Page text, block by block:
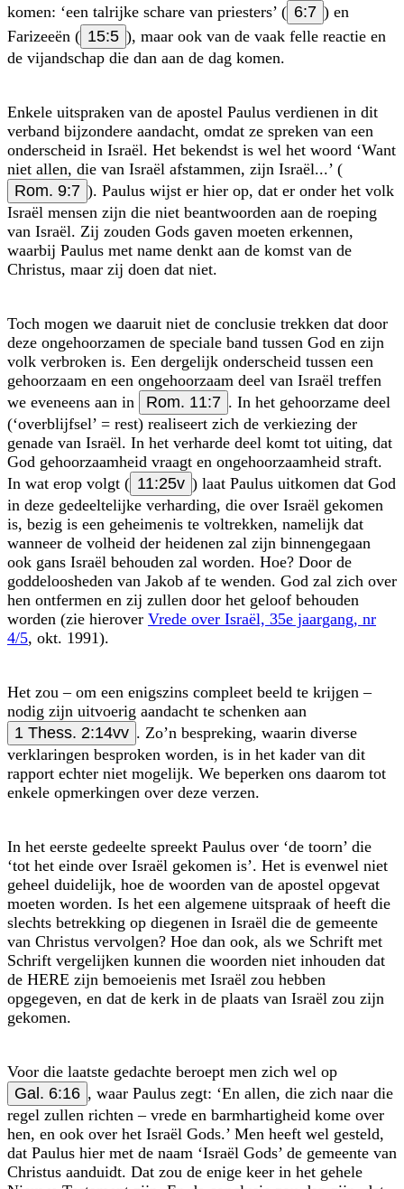
komen: ‘een talrijke schare van priesters’ ( 6:7 ) en
Farizeeën ( 15:5 ), maar ook van de vaak felle reactie en
de vijandschap die dan aan de dag komen.
Enkele uitspraken van de apostel Paulus verdienen in dit
verband bijzondere aandacht, omdat ze spreken van een
onderscheid in Israël. Het bekendst is wel het woord ‘Want
niet allen, die van Israël afstammen, zijn Israël...’ (
Rom. 9:7 ). Paulus wijst er hier op, dat er onder het volk
Israël mensen zijn die niet beantwoorden aan de roeping
van Israël. Zij zouden Gods gaven moeten erkennen,
waarbij Paulus met name denkt aan de komst van de
Christus, maar zij doen dat niet.
Toch mogen we daaruit niet de conclusie trekken dat door
deze ongehoorzamen de speciale band tussen God en zijn
volk verbroken is. Een dergelijk onderscheid tussen een
gehoorzaam en een ongehoorzaam deel van Israël treffen
we eveneens aan in
Rom. 11:7 . In het gehoorzame deel
(‘overblijfsel’ = rest) realiseert zich de verkiezing der
genade van Israël. In het verharde deel komt tot uiting, dat
God gehoorzaamheid vraagt en ongehoorzaamheid straft.
In wat erop volgt ( 11:25v ) laat Paulus uitkomen dat God
in deze gedeeltelijke verharding, die over Israël gekomen
is, bezig is een geheimenis te voltrekken, namelijk dat
wanneer de volheid der heidenen zal zijn binnengegaan
ook gans Israël behouden zal worden. Hoe? Door de
goddeloosheden van Jakob af te wenden. God zal zich over
hen ontfermen en zij zullen door het geloof behouden
worden (zie hierover Vrede over Israël, 35e jaargang, nr
4/5, okt. 1991).
Het zou – om een enigszins compleet beeld te krijgen –
nodig zijn uitvoerig aandacht te schenken aan
1 Thess. 2:14vv . Zo’n bespreking, waarin diverse
verklaringen besproken worden, is in het kader van dit
rapport echter niet mogelijk. We beperken ons daarom tot
enkele opmerkingen over deze verzen.
In het eerste gedeelte spreekt Paulus over ‘de toorn’ die
‘tot het einde over Israël gekomen is’. Het is evenwel niet
geheel duidelijk, hoe de woorden van de apostel opgevat
moeten worden. Is het een algemene uitspraak of heeft die
slechts betrekking op diegenen in Israël die de gemeente
van Christus vervolgen? Hoe dan ook, als we Schrift met
Schrift vergelijken kunnen die woorden niet inhouden dat
de HERE zijn bemoeienis met Israël zou hebben
opgegeven, en dat de kerk in de plaats van Israël zou zijn
gekomen.
Voor die laatste gedachte beroept men zich wel op
Gal. 6:16 , waar Paulus zegt: ‘En allen, die zich naar die
regel zullen richten – vrede en barmhartigheid kome over
hen, en ook over het Israël Gods.’ Men heeft wel gesteld,
dat Paulus hier met de naam ‘Israël Gods’ de gemeente van
Christus aanduidt. Dat zou de enige keer in het gehele